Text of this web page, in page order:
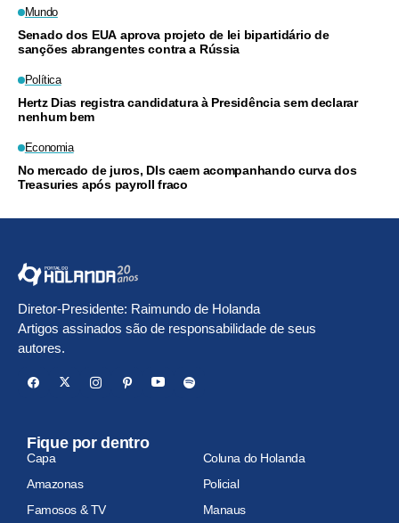
Mundo
Senado dos EUA aprova projeto de lei bipartidário de
sanções abrangentes contra a Rússia
Política
Hertz Dias registra candidatura à Presidência sem declarar
nenhum bem
Economia
No mercado de juros, DIs caem acompanhando curva dos
Treasuries após payroll fraco
Diretor-Presidente: Raimundo de Holanda
Artigos assinados são de responsabilidade de seus
autores.
Fique por dentro
Capa
Coluna do Holanda
Amazonas
Policial
Famosos & TV
Manaus